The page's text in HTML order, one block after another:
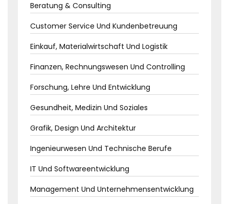
Beratung & Consulting
Customer Service Und Kundenbetreuung
Einkauf, Materialwirtschaft Und Logistik
Finanzen, Rechnungswesen Und Controlling
Forschung, Lehre Und Entwicklung
Gesundheit, Medizin Und Soziales
Grafik, Design Und Architektur
Ingenieurwesen Und Technische Berufe
IT Und Softwareentwicklung
Management Und Unternehmensentwicklung